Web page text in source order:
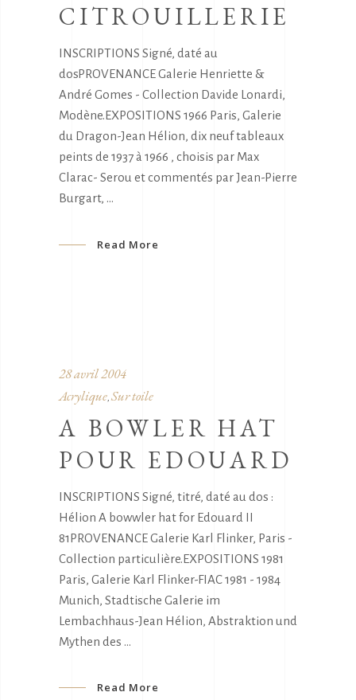
CITROUILLERIE
INSCRIPTIONS Signé, daté au
dosPROVENANCE Galerie Henriette &
André Gomes - Collection Davide Lonardi,
Modène.EXPOSITIONS 1966 Paris, Galerie
du Dragon-Jean Hélion, dix neuf tableaux
peints de 1937 à 1966 , choisis par Max
Clarac- Serou et commentés par Jean-Pierre
Burgart,
Read More
28 avril 2004
Acrylique Sur toile
A BOWLER HAT
POUR EDOUARD
INSCRIPTIONS Signé, titré, daté au dos :
Hélion A bowwler hat for Edouard II
81PROVENANCE Galerie Karl Flinker, Paris -
Collection particulière.EXPOSITIONS 1981
Paris, Galerie Karl Flinker-FIAC 1981 - 1984
Munich, Stadtische Galerie im
Lembachhaus-Jean Hélion, Abstraktion und
Mythen des
Read More